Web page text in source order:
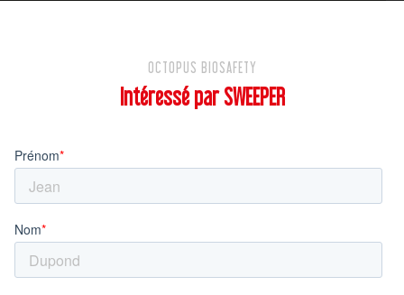
OCTOPUS BIOSAFETY
Intéressé par SWEEPER